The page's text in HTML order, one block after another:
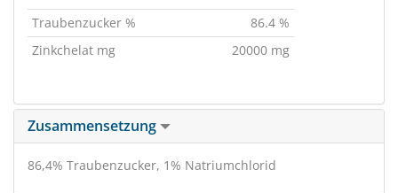
Traubenzucker %
86.4 %
Zinkchelat mg
20000 mg
Zusammensetzung
86,4% Traubenzucker, 1% Natriumchlorid